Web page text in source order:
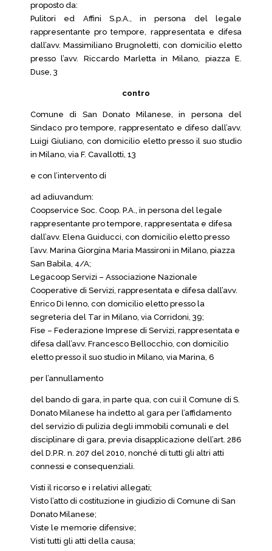
proposto da:
Pulitori ed Affini S.p.A., in persona del legale
rappresentante pro tempore, rappresentata e difesa
dall’avv. Massimiliano Brugnoletti, con domicilio eletto
presso l’avv. Riccardo Marletta in Milano, piazza E.
Duse, 3
contro
Comune di San Donato Milanese, in persona del
Sindaco pro tempore, rappresentato e difeso dall’avv.
Luigi Giuliano, con domicilio eletto presso il suo studio
in Milano, via F. Cavallotti, 13
e con l’intervento di
ad adiuvandum:
Coopservice Soc. Coop. P.A., in persona del legale
rappresentante pro tempore, rappresentata e difesa
dall’avv. Elena Guiducci, con domicilio eletto presso
l’avv. Marina Giorgina Maria Massironi in Milano, piazza
San Babila, 4/A;
Legacoop Servizi – Associazione Nazionale
Cooperative di Servizi, rappresentata e difesa dall’avv.
Enrico Di Ienno, con domicilio eletto presso la
segreteria del Tar in Milano, via Corridoni, 39;
Fise – Federazione Imprese di Servizi, rappresentata e
difesa dall’avv. Francesco Bellocchio, con domicilio
eletto presso il suo studio in Milano, via Marina, 6
per l’annullamento
del bando di gara, in parte qua, con cui il Comune di S.
Donato Milanese ha indetto al gara per l’affidamento
del servizio di pulizia degli immobili comunali e del
disciplinare di gara, previa disapplicazione dell’art. 286
del D.P.R. n. 207 del 2010, nonché di tutti gli altri atti
connessi e consequenziali.
Visti il ricorso e i relativi allegati;
Visto l’atto di costituzione in giudizio di Comune di San
Donato Milanese;
Viste le memorie difensive;
Visti tutti gli atti della causa;